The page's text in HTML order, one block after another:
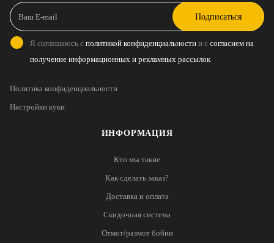
ИНФОРМАЦИЯ
Кто мы такие
Как сделать заказ?
Доставка и оплата
Скидочная система
Отмот/размот бобин
Подписаться
Я соглашаюсь с политикой конфиденциальности и с согласием на
получение информационных и рекламных рассылок
Политика конфиденциальности
Настройки куки